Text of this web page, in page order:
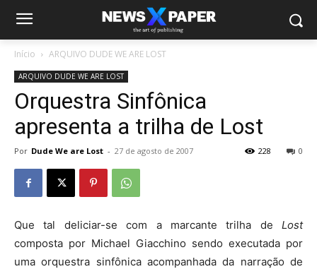
Início ARQUIVO DUDE WE ARE LOST
ARQUIVO DUDE WE ARE LOST
Orquestra Sinfônica
apresenta a trilha de Lost
Por Dude We are Lost - 27 de agosto de 2007 0
228
Que tal deliciar-se com a marcante trilha de Lost
composta por Michael Giacchino sendo executada por
uma orquestra sinfônica acompanhada da narração de